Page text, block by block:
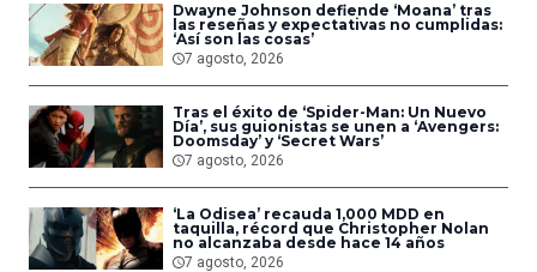
Dwayne Johnson defiende ‘Moana’ tras
las reseñas y expectativas no cumplidas:
‘Así son las cosas’
7 agosto, 2026
Tras el éxito de ‘Spider-Man: Un Nuevo
Día’, sus guionistas se unen a ‘Avengers:
Doomsday’ y ‘Secret Wars’
7 agosto, 2026
‘La Odisea’ recauda 1,000 MDD en
taquilla, récord que Christopher Nolan
no alcanzaba desde hace 14 años
7 agosto, 2026